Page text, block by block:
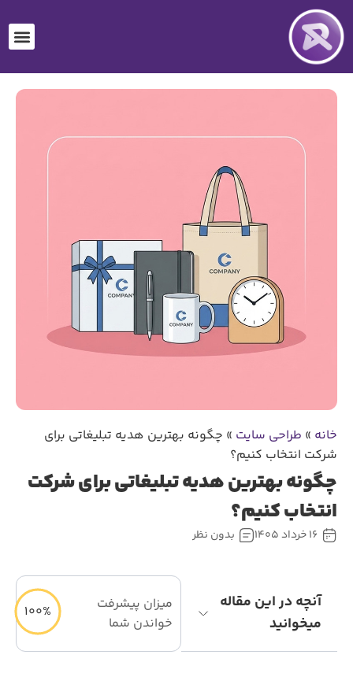
خانه » طراحی سایت » چگونه بهترین هدیه تبلیغاتی برای
شرکت انتخاب کنیم؟
چگونه بهترین هدیه تبلیغاتی برای شرکت
انتخاب کنیم؟
16 خرداد 1405 بدون نظر
آنچه در این مقاله
میخوانید
میزان پیشرفت
خواندن شما
100%